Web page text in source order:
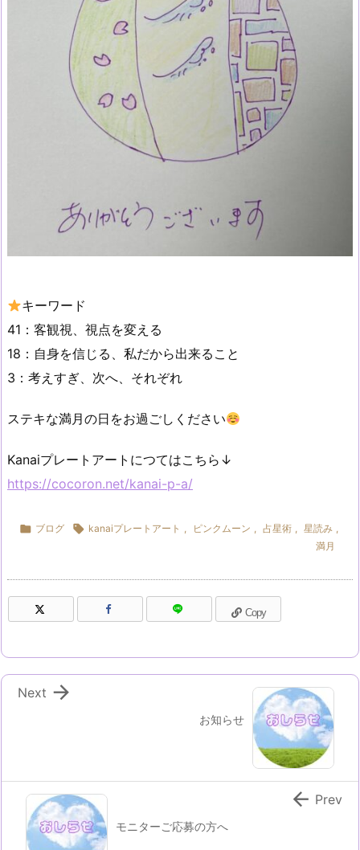
キーワード
41：客観視、視点を変える
18：自身を信じる、私だから出来ること
3：考えすぎ、次へ、それぞれ
ステキな満月の日をお過ごしください
Kanaiプレートアートにつてはこちら↓
https://cocoron.net/kanai-p-a/
 ブログ  kanaiプレートアート , ピンクムーン , 占星術 , 星読み ,
満月
Copy
お知らせ

Next
モニターご応募の方へ
 Prev